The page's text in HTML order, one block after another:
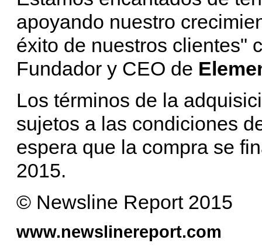
apoyando nuestro
éxito de nuestros clientes"
Fundador y CEO de
Los términos de la
sujetos a las condiciones
espera que la compra se
2015.
© Newsline Report 2015
www.newslinereport.com